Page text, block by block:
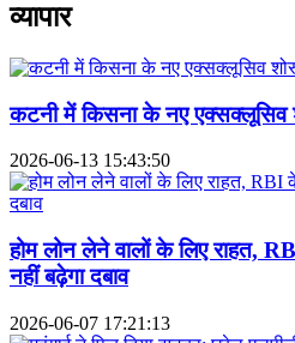
व्यापार
कटनी में किसना के नए एक्सक्लूसिव
2026-06-13 15:43:50
होम लोन लेने वालों के लिए राहत,
नहीं बढ़ेगा दबाव
2026-06-07 17:21:13